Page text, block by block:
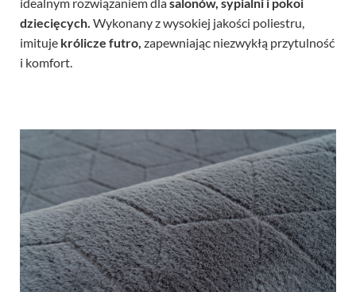
dziecięcych. Wykonany z wysokiej jakości poliestru,
imituje królicze futro, zapewniając niezwykłą przytulność
i komfort.